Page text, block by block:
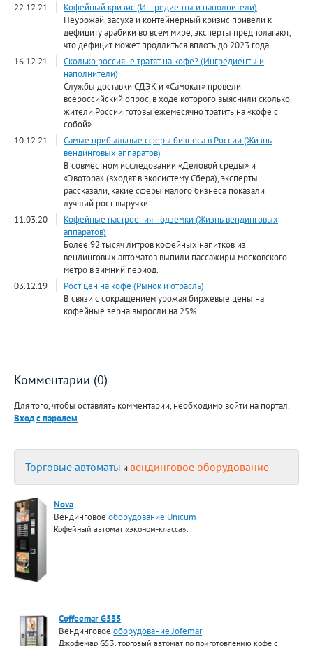
22.12.21
Кофейный кризис (Ингредиенты и наполнители)
Неурожай, засуха и контейнерный кризис привели к
дефициту арабики во всем мире, эксперты предполагают,
что дефицит может продлиться вплоть до 2023 года.
16.12.21
Сколько россияне тратят на кофе? (Ингредиенты и
наполнители)
Службы доставки СДЭК и «Самокат» провели
всероссийский опрос, в ходе которого выяснили сколько
жители России готовы ежемесячно тратить на «кофе с
собой».
10.12.21
Самые прибыльные сферы бизнеса в России (Жизнь
вендинговых аппаратов)
В совместном исследовании «Деловой среды» и
«Эвотора» (входят в экосистему Сбера), эксперты
рассказали, какие сферы малого бизнеса показали
лучший рост выручки.
11.03.20
Кофейные настроения подземки (Жизнь вендинговых
аппаратов)
Более 92 тысяч литров кофейных напитков из
вендинговых автоматов выпили пассажиры московского
метро в зимний период.
03.12.19
Рост цен на кофе (Рынок и отрасль)
В связи с сокращением урожая биржевые цены на
кофейные зерна выросли на 25%.
Комментарии (0)
Для того, чтобы оставлять комментарии, необходимо войти на портал.
Вход с паролем
Торговые автоматы и вендинговое оборудование
Nova
Вендинговоеоборудование Unicum
Кофейный автомат «эконом-класса».
Coffeemar G535
Вендинговоеоборудование Jofemar
Джофемар G53, торговый автомат по приготовлению кофе с